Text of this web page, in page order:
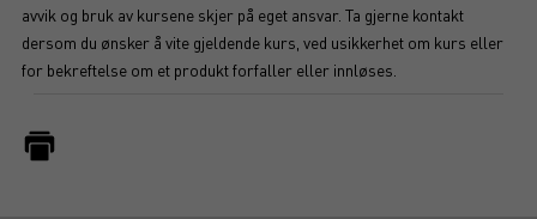
avvik og bruk av kursene skjer på eget ansvar. Ta gjerne kontakt
dersom du ønsker å vite gjeldende kurs, ved usikkerhet om kurs eller
for bekreftelse om et produkt forfaller eller innløses.